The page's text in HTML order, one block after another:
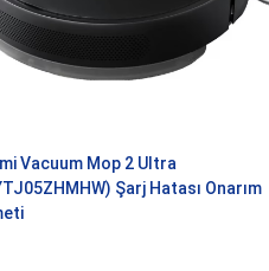
Vacuum Mop 2 Ultra
Şarj Hatası Onarım